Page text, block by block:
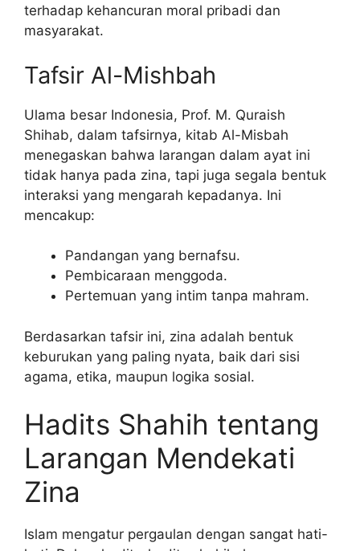
terhadap kehancuran moral pribadi dan
masyarakat.
Tafsir Al-Mishbah
Ulama besar Indonesia, Prof. M. Quraish
Shihab, dalam tafsirnya, kitab Al-Misbah
menegaskan bahwa larangan dalam ayat ini
tidak hanya pada zina, tapi juga segala bentuk
interaksi yang mengarah kepadanya. Ini
mencakup:
Pandangan yang bernafsu.
Pembicaraan menggoda.
Pertemuan yang intim tanpa mahram.
Berdasarkan tafsir ini, zina adalah bentuk
keburukan yang paling nyata, baik dari sisi
agama, etika, maupun logika sosial.
Hadits Shahih tentang
Larangan Mendekati
Zina
Islam mengatur pergaulan dengan sangat hati-